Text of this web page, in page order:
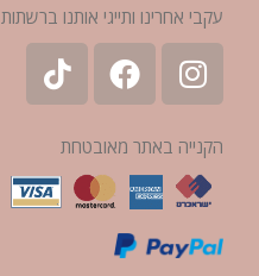
עקבי אחרינו ותייגי אותנו ברשתות
הקנייה באתר מאובטחת